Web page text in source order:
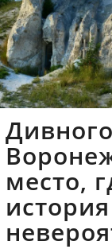
место,